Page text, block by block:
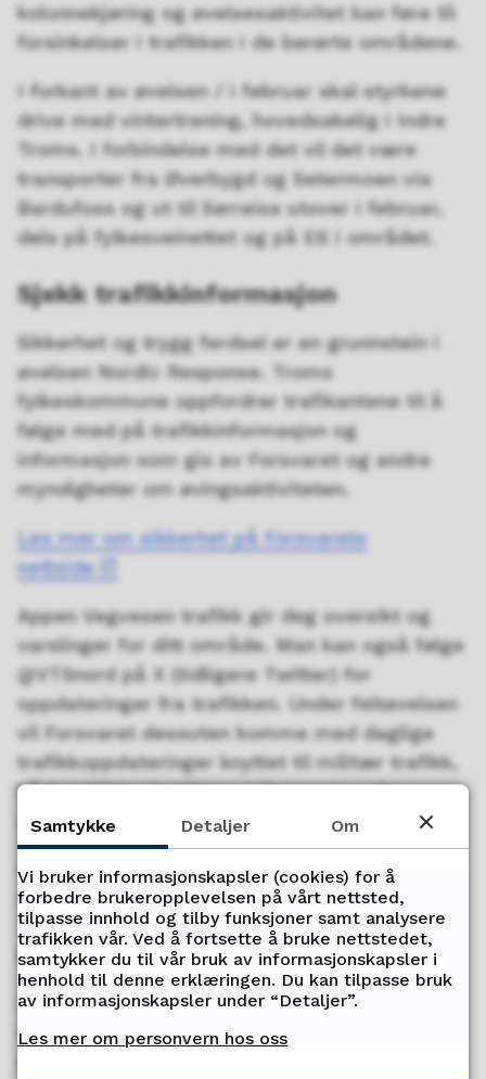
kolonnekjøring og øvelsesaktivitet kan føre til
forsinkelser i trafikken i de berørte områdene.
I forkant av øvelsen / i februar skal styrkene
drive med vintertrening, hovedsakelig i Indre
Troms. I forbindelse med det vil det være
transporter fra Øverbygd og Setermoen via
Bardufoss og ut til Sørreisa utover i februar,
dels på fylkesveinettet og på E6 i området.
Sjekk trafikkinformasjon
Sikkerhet og trygg ferdsel er en grunnstein i
øvelsen Nordic Response. Troms
fylkeskommune oppfordrer trafikantene til å
følge med på trafikkinformasjon og
informasjon som gis av Forsvaret og andre
myndigheter om øvingsaktiviteten.
Les mer om sikkerhet på Forsvarets
nettside
Appen Vegvesen trafikk gir deg oversikt og
varslinger for ditt område. Man kan også følge
@VTSnord på X (tidligere Twitter) for
oppdateringer fra trafikken. Under feltøvelsen
vil Forsvaret dessuten komme med daglige
trafikkoppdateringer knyttet til militær trafikk,
både i NRKs distriktssendinger og andre
regionale med
Sjekk trafikkmeldinger på
175.no
og Fylkestrafikk.no.
Øver på nordisk samarbeid
20.000 soldater fra 14 land skal delta i Nordic
Response. Av disse vil cirka 10.000 være på
Samtykke Detaljer Om
Vi bruker informasjonskapsler (cookies) for å
forbedre brukeropplevelsen på vårt nettsted,
tilpasse innhold og tilby funksjoner samt analysere
trafikken vår. Ved å fortsette å bruke nettstedet,
samtykker du til vår bruk av informasjonskapsler i
henhold til denne erklæringen. Du kan tilpasse bruk
av informasjonskapsler under “Detaljer”.
Les mer om personvern hos oss